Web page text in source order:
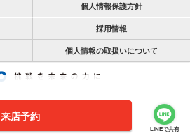
来店予約
LINEで共有
個人情報保護方針
採用情報
個人情報の取扱いについて